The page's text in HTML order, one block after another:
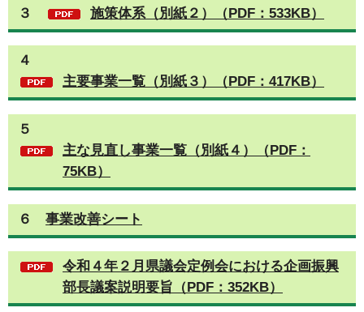
３ 施策体系（別紙２）（PDF：533KB）
４
主要事業一覧（別紙３）（PDF：417KB）
５
主な見直し事業一覧（別紙４）（PDF：
75KB）
６ 事業改善シート
令和４年２月県議会定例会における企画振興
部長議案説明要旨（PDF：352KB）